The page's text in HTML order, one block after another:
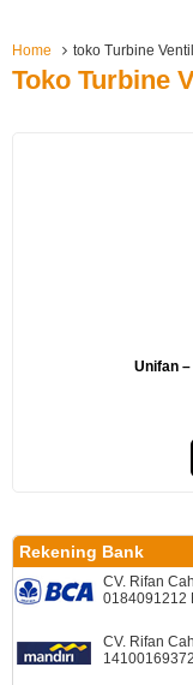
Home toko Turbine
Toko Turbine
Unifan –
Rekening Bank
CV. Rifan
0184091212
CV. Rifan